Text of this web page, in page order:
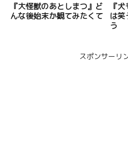
『大怪獣のあとしまつ』ど
んな後始末か観てみたくて
『
は笑
う
スポンサーリ